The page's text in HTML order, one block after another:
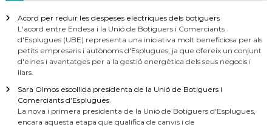
Acord per reduir les despeses elèctriques dels botiguers
L'acord entre Endesa i la Unió de Botiguers i Comerciants
d'Esplugues (UBE) representa una iniciativa molt beneficiosa per als
petits empresaris i autònoms d'Esplugues, ja que ofereix un conjunt
d'eines i avantatges per a la gestió energètica dels seus negocis i
llars.
Sara Olmos escollida presidenta de la Unió de Botiguers i
Comerciants d’Esplugues
La nova i primera presidenta de la Unió de Botiguers d'Esplugues,
encara aquesta etapa que qualifica de canvis i de